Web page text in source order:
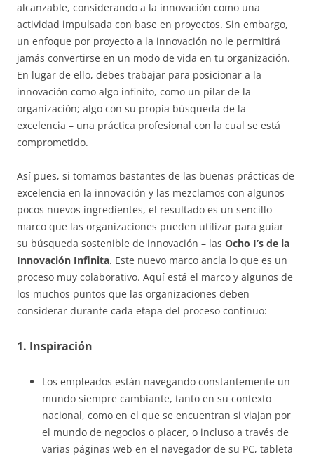
alcanzable, considerando a la innovación como una
actividad impulsada con base en proyectos. Sin embargo,
un enfoque por proyecto a la innovación no le permitirá
jamás convertirse en un modo de vida en tu organización.
En lugar de ello, debes trabajar para posicionar a la
innovación como algo infinito, como un pilar de la
organización; algo con su propia búsqueda de la
excelencia – una práctica profesional con la cual se está
comprometido.
Así pues, si tomamos bastantes de las buenas prácticas de
excelencia en la innovación y las mezclamos con algunos
pocos nuevos ingredientes, el resultado es un sencillo
marco que las organizaciones pueden utilizar para guiar
su búsqueda sostenible de innovación – las Ocho I’s de la
Innovación Infinita. Este nuevo marco ancla lo que es un
proceso muy colaborativo. Aquí está el marco y algunos de
los muchos puntos que las organizaciones deben
considerar durante cada etapa del proceso continuo:
1. Inspiración
Los empleados están navegando constantemente un
mundo siempre cambiante, tanto en su contexto
nacional, como en el que se encuentran si viajan por
el mundo de negocios o placer, o incluso a través de
varias páginas web en el navegador de su PC, tableta